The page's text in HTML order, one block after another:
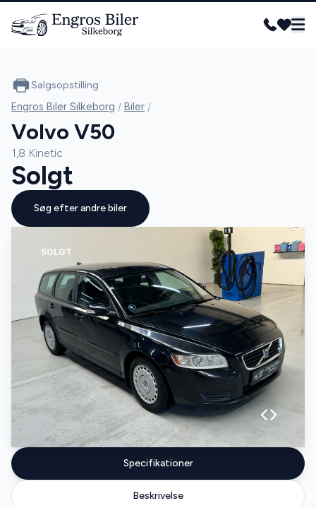
SOLGT
Specifikationer
Beskrivelse
Salgsopstilling
Engros Biler Silkeborg / Biler /
Volvo V50
1,8 Kinetic
Solgt
Søg efter andre biler